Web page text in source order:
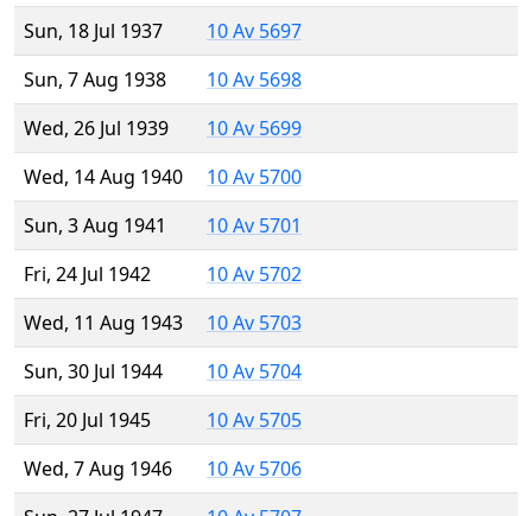
Sun, 18 Jul 1937
10 Av 5697
Sun, 7 Aug 1938
10 Av 5698
Wed, 26 Jul 1939
10 Av 5699
Wed, 14 Aug 1940
10 Av 5700
Sun, 3 Aug 1941
10 Av 5701
Fri, 24 Jul 1942
10 Av 5702
Wed, 11 Aug 1943
10 Av 5703
Sun, 30 Jul 1944
10 Av 5704
Fri, 20 Jul 1945
10 Av 5705
Wed, 7 Aug 1946
10 Av 5706